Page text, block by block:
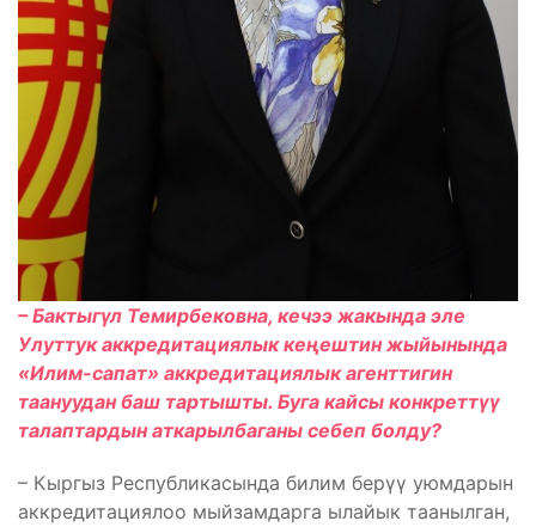
– Бактыгүл Темирбековна, кечээ жакында эле
Улуттук аккредитациялык кеңештин жыйынында
«Илим-сапат» аккредитациялык агенттигин
таануудан баш тартышты. Буга кайсы конкреттүү
талаптардын аткарылбаганы себеп болду?
– Кыргыз Республикасында билим берүү уюмдарын
аккредитациялоо мыйзамдарга ылайык таанылган,